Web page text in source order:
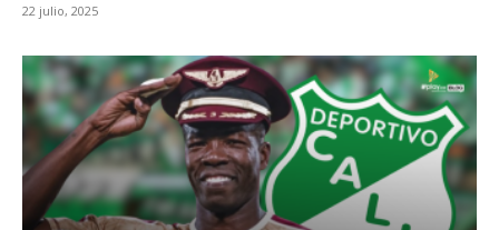
22 julio, 2025